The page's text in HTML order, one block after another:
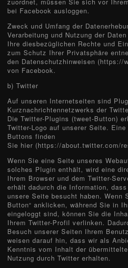
bei Facebook ausloggen.
Zweck und Umfang der
Verarbeitung und Nutzung der
Ihre diesbezüglichen Rechte und
zum Schutz Ihrer Privatsphäre
den Datenschutzhinweisen (https://
von Facebook.
b) Twitter
Auf unseren Internetseiten sind
Kurznachrichtennetzwerks der
Die Twitter-Plugins (tweet-Button)
Twitter-Logo auf unserer Seite.
Buttons finden
Sie hier (https://about.twitter.com/
Wenn Sie eine Seite unseres
solches Plugin enthält, wird eine
Ihrem Browser und dem Twitter-
erhält dadurch die Information,
unsere Seite besucht haben. Wenn
Button“ anklicken, während Sie in
eingeloggt sind, können Sie die
Ihrem Twitter-Profil verlinken.
Besuch unserer Seiten Ihrem
weisen darauf hin, dass wir als
Kenntnis vom Inhalt der
Nutzung durch Twitter erhalten.